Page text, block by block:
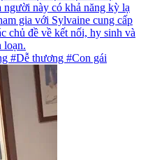
này có khả năng kỳ lạ
gia với Sylvaine cung cấp
chủ đề về kết nối, hy sinh và
loạn.
#Dễ thương #Con gái